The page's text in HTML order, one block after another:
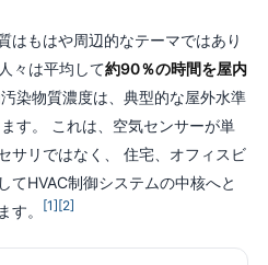
はもはや周辺的なテーマではあり
々は平均して約90％の時間を屋内
汚染物質濃度は、典型的な屋外水準
す。 これは、空気センサーが単
サリではなく、 住宅、オフィスビ
てHVAC制御システムの中核へと
す。
[1][2]